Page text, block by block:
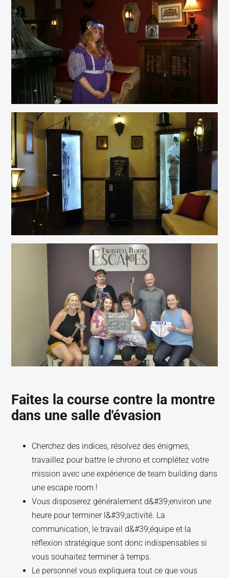
Faites la course contre la montre
dans une salle d'évasion
Cherchez des indices, résolvez des énigmes,
travaillez pour battre le chrono et complétez votre
mission avec une expérience de team building dans
une escape room !
Vous disposerez généralement d&#39;environ une
heure pour terminer l&#39;activité. La
communication, le travail d&#39;équipe et la
réflexion stratégique sont donc indispensables si
vous souhaitez terminer à temps.
Le personnel vous expliquera tout ce que vous